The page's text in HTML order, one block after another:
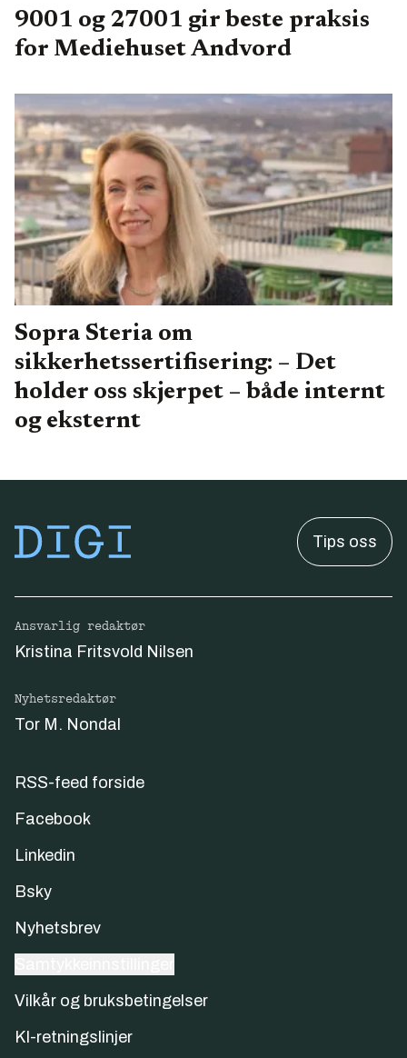
9001 og 27001 gir beste praksis
for Mediehuset Andvord
Sopra Steria om
sikkerhetssertifisering: – Det
holder oss skjerpet – både internt
og eksternt
Tips oss
Ansvarlig redaktør
Kristina Fritsvold Nilsen
Nyhetsredaktør
Tor M. Nondal
RSS-feed forside
Facebook
Linkedin
Bsky
Nyhetsbrev
Vilkår og bruksbetingelser
KI-retningslinjer